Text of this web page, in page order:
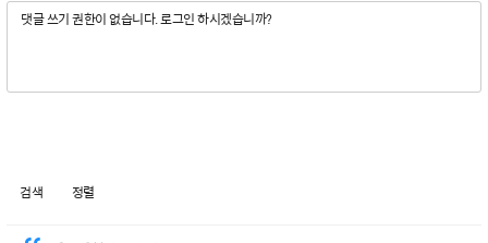
검색 정렬